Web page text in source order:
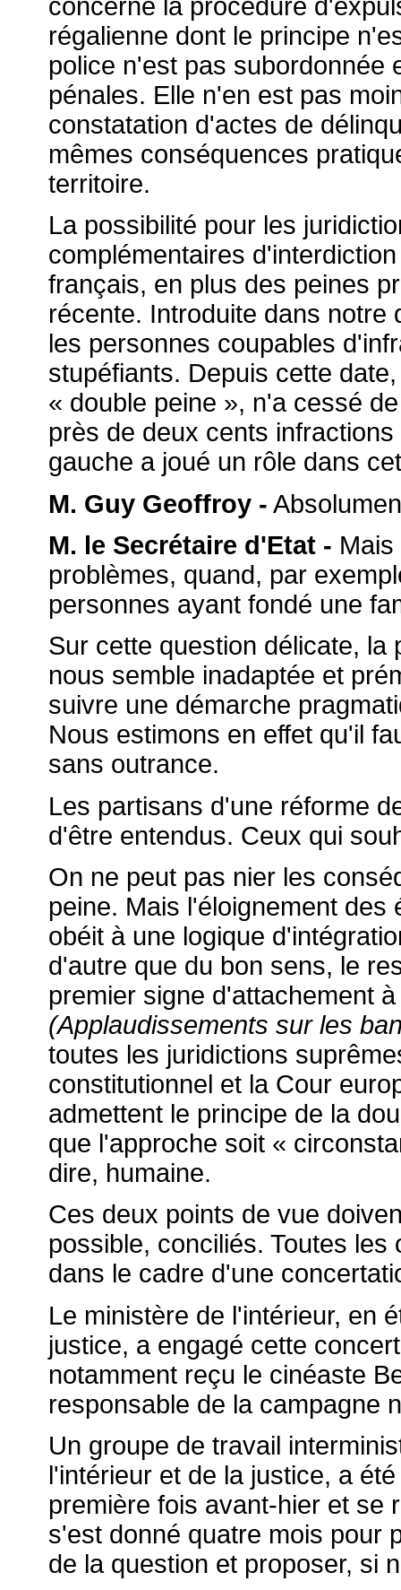
concerne la procédure
régalienne dont le principe
police n'est pas subordonnée
pénales. Elle n'en est pas
constatation d'actes de
mêmes conséquences
territoire.
La possibilité pour les
complémentaires
français, en plus des peines
récente. Introduite dans notre
les personnes coupables
stupéfiants. Depuis cette
« double peine », n'a cessé
près de deux cents
gauche a joué un rôle dans
M. Guy Geoffroy -
M. le Secrétaire d'Etat -
problèmes, quand, par
personnes ayant fondé une
Sur cette question délicate,
nous semble inadaptée et
suivre une démarche
Nous estimons en effet qu'il
sans outrance.
Les partisans d'une réforme
d'être entendus. Ceux qui
On ne peut pas nier les
peine. Mais l'éloignement des
obéit à une logique
d'autre que du bon sens, le
premier signe d'attachement
(Applaudissements sur les
toutes les juridictions
constitutionnel et la Cour
admettent le principe de la
que l'approche soit «
dire, humaine.
Ces deux points de vue
possible, conciliés. Toutes
dans le cadre d'une
Le ministère de l'intérieur, en
justice, a engagé cette
notamment reçu le cinéaste
responsable de la campagne
Un groupe de travail
l'intérieur et de la justice, a
première fois avant-hier et se
s'est donné quatre mois pour
de la question et proposer, si